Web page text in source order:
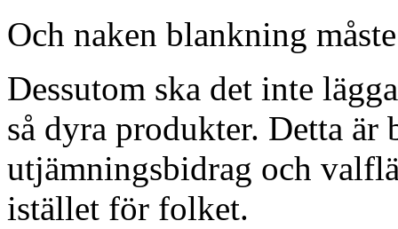
Och naken blankning
Dessutom ska det inte
så dyra produkter. Detta är
utjämningsbidrag och
istället för folket.